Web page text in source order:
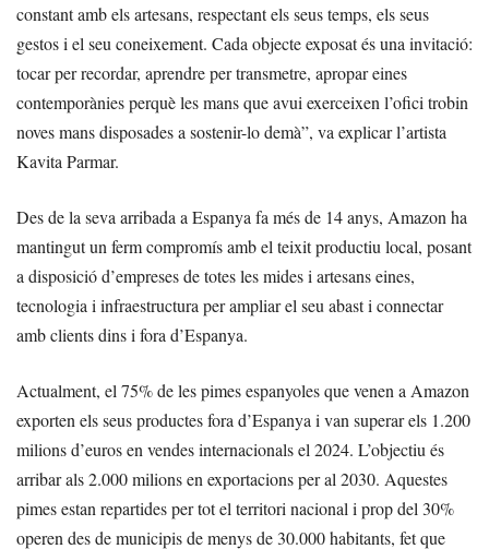
constant amb els artesans, respectant els seus temps, els seus
gestos i el seu coneixement. Cada objecte exposat és una invitació:
tocar per recordar, aprendre per transmetre, apropar eines
contemporànies perquè les mans que avui exerceixen l’ofici trobin
noves mans disposades a sostenir-lo demà”, va explicar l’artista
Kavita Parmar.
Des de la seva arribada a Espanya fa més de 14 anys, Amazon ha
mantingut un ferm compromís amb el teixit productiu local, posant
a disposició d’empreses de totes les mides i artesans eines,
tecnologia i infraestructura per ampliar el seu abast i connectar
amb clients dins i fora d’Espanya.
Actualment, el 75% de les pimes espanyoles que venen a Amazon
exporten els seus productes fora d’Espanya i van superar els 1.200
milions d’euros en vendes internacionals el 2024. L’objectiu és
arribar als 2.000 milions en exportacions per al 2030. Aquestes
pimes estan repartides per tot el territori nacional i prop del 30%
operen des de municipis de menys de 30.000 habitants, fet que